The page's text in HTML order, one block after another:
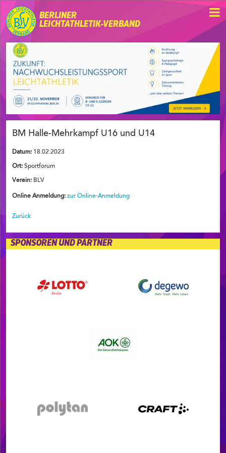
BERLINER
LEICHTATHLETIK-VERBAND
BM Halle-Mehrkampf U16 und U14
Datum: 18.02.2023
Ort: Sportforum
Verein: BLV
Online Anmeldung: zur Online-Anmeldung
Zurück
SPONSOREN UND PARTNER